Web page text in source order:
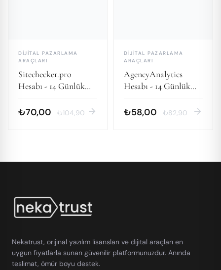
DIJITAL PAZARLAMA
ARAÇLARI
Sitechecker.pro
Hesabı - 14 Günlük
₺70,00 ₺104,90 arrow_forward
DIJITAL PAZARLAMA
ARAÇLARI
AgencyAnalytics
Hesabı - 14 Günlük
₺58,00 ₺82,90 arrow_forward
Nekatrust, orijinal yazılım lisansları ve dijital araçları en
uygun fiyatlarla sunan güvenilir platformunuzdur. Anında
teslimat, ömür boyu destek.